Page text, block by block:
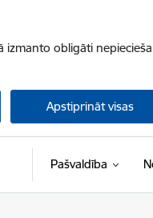
izmanto obligāti
Apstiprināt visas
Pašvaldība